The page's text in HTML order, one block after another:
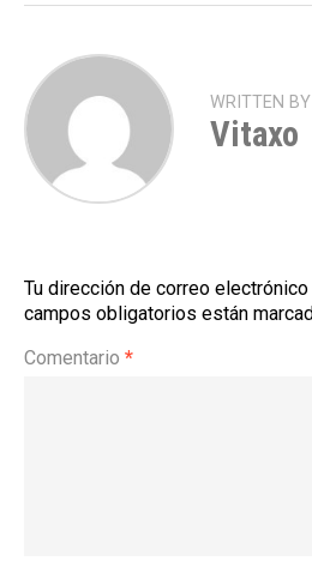
WRITTEN BY
Vitaxo
Tu dirección de correo
campos obligatorios están
Comentario *